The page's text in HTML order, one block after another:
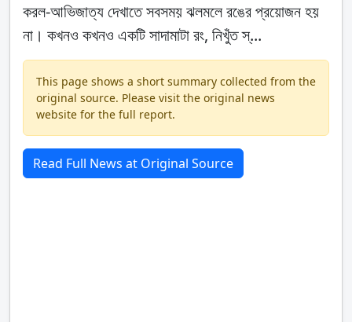
করল-আভিজাত্য দেখাতে সবসময় ঝলমলে রঙের প্রয়োজন হয়
না। কখনও কখনও একটি সাদামাটা রং, নিখুঁত স্...
This page shows a short summary collected from the
original source. Please visit the original news
website for the full report.
Read Full News at Original Source